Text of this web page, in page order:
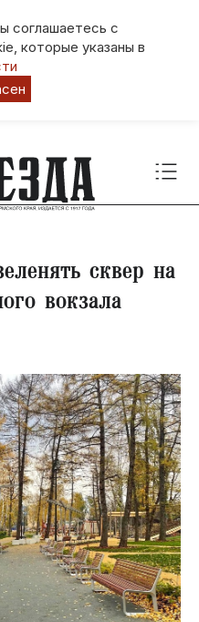
соглашаетесь с
которые указаны в
сквер на
вокзала